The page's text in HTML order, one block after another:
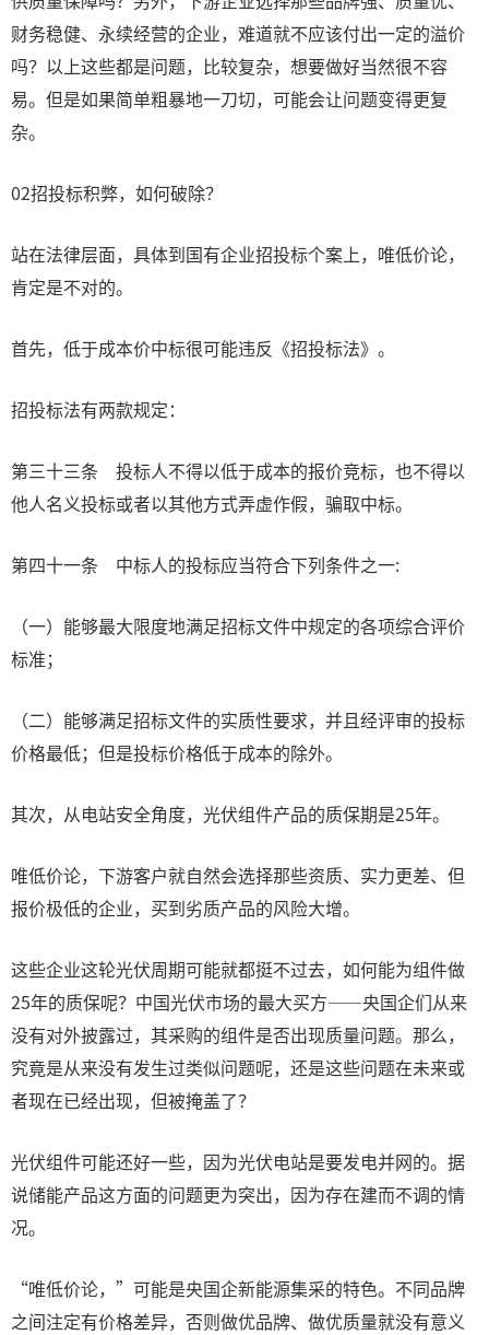
财务稳健、永续经营的企业，难道就不应该付出一定的溢价
吗？以上这些都是问题，比较复杂，想要做好当然很不容
易。但是如果简单粗暴地一刀切，可能会让问题变得更复
杂。
02招投标积弊，如何破除？
站在法律层面，具体到国有企业招投标个案上，唯低价论，
肯定是不对的。
首先，低于成本价中标很可能违反《招投标法》。
招投标法有两款规定：
第三十三条 投标人不得以低于成本的报价竞标，也不得以
他人名义投标或者以其他方式弄虚作假，骗取中标。
第四十一条 中标人的投标应当符合下列条件之一:
（一）能够最大限度地满足招标文件中规定的各项综合评价
标准；
（二）能够满足招标文件的实质性要求，并且经评审的投标
价格最低；但是投标价格低于成本的除外。
其次，从电站安全角度，光伏组件产品的质保期是25年。
唯低价论，下游客户就自然会选择那些资质、实力更差、但
报价极低的企业，买到劣质产品的风险大增。
这些企业这轮光伏周期可能就都挺不过去，如何能为组件做
25年的质保呢？中国光伏市场的最大买方——央国企们从来
没有对外披露过，其采购的组件是否出现质量问题。那么，
究竟是从来没有发生过类似问题呢，还是这些问题在未来或
者现在已经出现，但被掩盖了？
光伏组件可能还好一些，因为光伏电站是要发电并网的。据
说储能产品这方面的问题更为突出，因为存在建而不调的情
况。
“唯低价论，”可能是央国企新能源集采的特色。不同品牌
之间注定有价格差异，否则做优品牌、做优质量就没有意义